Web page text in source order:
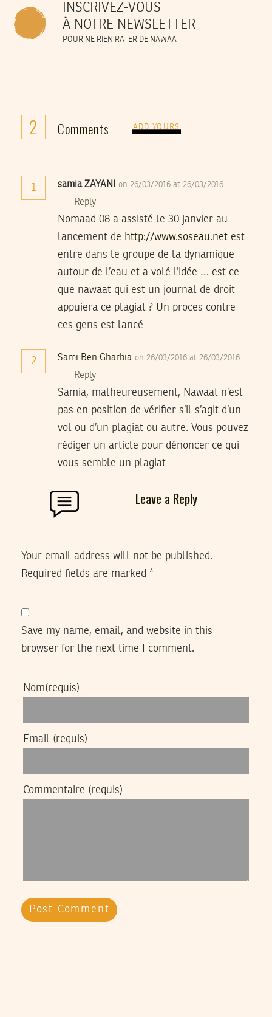
INSCRIVEZ-VOUS
À NOTRE NEWSLETTER
POUR NE RIEN RATER DE NAWAAT
2 Comments ADD YOURS
1 samia ZAYANI on 26/03/2016 at 26/03/2016
Reply
Nomaad 08 a assisté le 30 janvier au
lancement de http://www.soseau.net est
entre dans le groupe de la dynamique
autour de l’eau et a volé l’idée … est ce
que nawaat qui est un journal de droit
appuiera ce plagiat ? Un proces contre
ces gens est lancé
2 Sami Ben Gharbia on 26/03/2016 at 26/03/2016
Reply
Samia, malheureusement, Nawaat n’est
pas en position de vérifier s’il s’agit d’un
vol ou d’un plagiat ou autre. Vous pouvez
rédiger un article pour dénoncer ce qui
vous semble un plagiat
Leave a Reply
Your email address will not be published.
Required fields are marked *
Save my name, email, and website in this
browser for the next time I comment.
Nom(requis)
Email (requis)
Commentaire (requis)